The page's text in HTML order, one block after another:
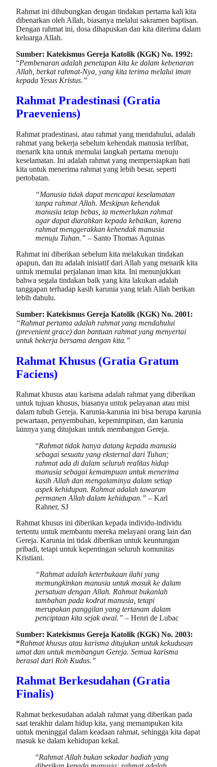
Rahmat ini dihubungkan dengan tindakan pertama kali kita
dibenarkan oleh Allah, biasanya melalui sakramen baptisan.
Dengan rahmat ini, dosa dihapuskan dan kita diterima dalam
keluarga Allah.
Sumber: Katekismus Gereja Katolik (KGK) No. 1992:
“Pembenaran adalah penetapan kita ke dalam kebenaran
Allah, berkat rahmat-Nya, yang kita terima melalui iman
kepada Yesus Kristus.”
Rahmat Pradestinasi (Gratia
Praeveniens)
Rahmat pradestinasi, atau rahmat yang mendahului, adalah
rahmat yang bekerja sebelum kehendak manusia terlibat,
menarik kita untuk memulai langkah pertama menuju
keselamatan. Ini adalah rahmat yang mempersiapkan hati
kita untuk menerima rahmat yang lebih besar, seperti
pertobatan.
“Manusia tidak dapat mencapai keselamatan
tanpa rahmat Allah. Meskipun kehendak
manusia tetap bebas, ia memerlukan rahmat
agar dapat diarahkan kepada kebaikan, karena
rahmat menggerakkan kehendak manusia
menuju Tuhan.” – Santo Thomas Aquinas
Rahmat ini diberikan sebelum kita melakukan tindakan
apapun, dan itu adalah inisiatif dari Allah yang menarik kita
untuk memulai perjalanan iman kita. Ini menunjukkan
bahwa segala tindakan baik yang kita lakukan adalah
tanggapan terhadap kasih karunia yang telah Allah berikan
lebih dahulu.
Sumber: Katekismus Gereja Katolik (KGK) No. 2001:
“Rahmat pertama adalah rahmat yang mendahului
(prevenient grace) dan bantuan rahmat yang menyertai
untuk bekerja bersama dengan kita.”
Rahmat Khusus (Gratia Gratum
Faciens)
Rahmat khusus atau karisma adalah rahmat yang diberikan
untuk tujuan khusus, biasanya untuk pelayanan atau misi
dalam tubuh Gereja. Karunia-karunia ini bisa berupa karunia
pewartaan, penyembuhan, kepemimpinan, dan karunia
lainnya yang ditujukan untuk membangun Gereja.
“Rahmat tidak hanya datang kepada manusia
sebagai sesuatu yang eksternal dari Tuhan;
rahmat ada di dalam seluruh realitas hidup
manusia sebagai kemampuan untuk menerima
kasih Allah dan mengalaminya dalam setiap
aspek kehidupan. Rahmat adalah tawaran
permanen Allah dalam kehidupan.” – Karl
Rahner, SJ
Rahmat khusus ini diberikan kepada individu-individu
tertentu untuk membantu mereka melayani orang lain dan
Gereja. Karunia ini tidak diberikan untuk keuntungan
pribadi, tetapi untuk kepentingan seluruh komunitas
Kristiani.
“Rahmat adalah keterbukaan ilahi yang
memungkinkan manusia untuk masuk ke dalam
persatuan dengan Allah. Rahmat bukanlah
tambahan pada kodrat manusia, tetapi
merupakan panggilan yang tertanam dalam
penciptaan kita sejak awal.” – Henri de Lubac
Sumber: Katekismus Gereja Katolik (KGK) No. 2003:
“Rahmat khusus atau karisma ditujukan untuk kekudusan
umat dan untuk membangun Gereja. Semua karisma
berasal dari Roh Kudus.”
Rahmat Berkesudahan (Gratia
Finalis)
Rahmat berkesudahan adalah rahmat yang diberikan pada
saat terakhir dalam hidup kita, yang memampukan kita
untuk meninggal dalam keadaan rahmat, sehingga kita dapat
masuk ke dalam kehidupan kekal.
“Rahmat Allah bukan sekadar hadiah yang